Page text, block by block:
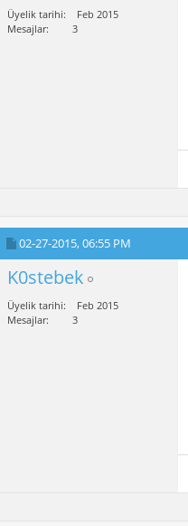
Üyelik tarihi
Feb 2015
Mesajlar
3
02-27-2015,06:55 PM
K0stebek
Üyelik tarihi
Feb 2015
Mesajlar
3